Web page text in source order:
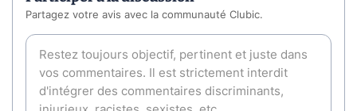
Partagez votre avis avec la communauté Clubic.